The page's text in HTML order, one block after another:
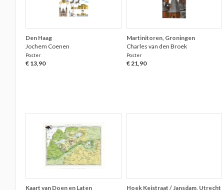
Den Haag
Jochem Coenen
Poster
€ 13,90
Martinitoren, Groningen
Charles van den Broek
Poster
€ 21,90
Kaart van Doen en Laten
Hoek Keistraat / Jansdam, Utrecht